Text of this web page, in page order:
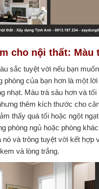
cho nội thất: Màu
sắc tuyệt vời nếu bạn
phòng của bạn hơn là một
nhạt. Màu trà sâu hơn và tối
thêm kích thước cho
thấy quá tối hoặc ngột
phòng ngủ hoặc phòng
và trông tuyệt vời kết hợp
và lòng trắng.